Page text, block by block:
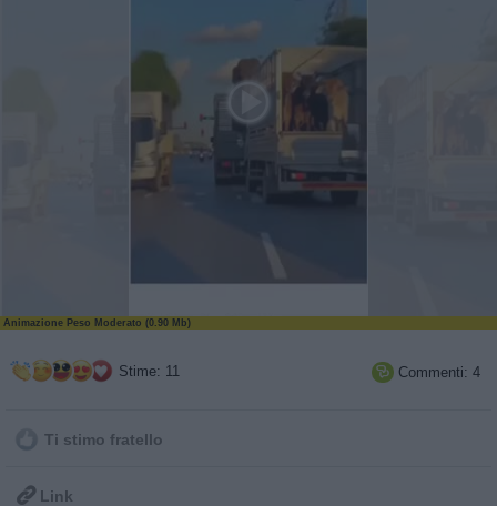
Animazione Peso Moderato (0.90 Mb)
Stime: 11  Commenti: 4
Ti stimo fratello
 Link